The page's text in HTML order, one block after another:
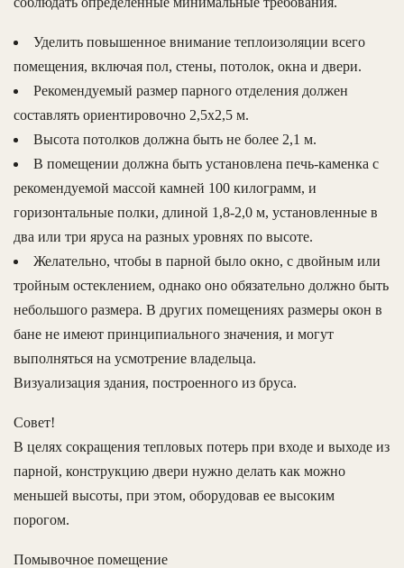
Уделить повышенное внимание теплоизоляции всего
помещения, включая пол, стены, потолок, окна и двери.
Рекомендуемый размер парного отделения должен
составлять ориентировочно 2,5х2,5 м.
Высота потолков должна быть не более 2,1 м.
В помещении должна быть установлена печь-каменка с
рекомендуемой массой камней 100 килограмм, и
горизонтальные полки, длиной 1,8-2,0 м, установленные в
два или три яруса на разных уровнях по высоте.
Желательно, чтобы в парной было окно, с двойным или
тройным остеклением, однако оно обязательно должно быть
небольшого размера. В других помещениях размеры окон в
бане не имеют принципиального значения, и могут
выполняться на усмотрение владельца.
Визуализация здания, построенного из бруса.
Совет!
В целях сокращения тепловых потерь при входе и выходе из
парной, конструкцию двери нужно делать как можно
меньшей высоты, при этом, оборудовав ее высоким
порогом.
Помывочное помещение